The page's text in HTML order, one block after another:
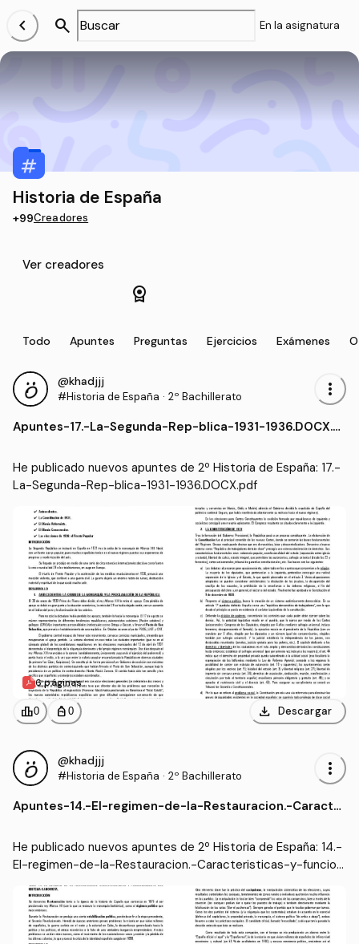
chevron_left search En la asignatura
Historia de España
+99Creadores
Ver creadores
license
Todo Apuntes Preguntas Ejercicios Exámenes
@khadjjj
#Historia de España · 2º Bachillerato more_vert
Apuntes-17.-La-Segunda-Rep-blica-1931-1936.DOCX.p
He publicado nuevos apuntes de 2º Historia de España: 17.-
La-Segunda-Rep-blica-1931-1936.DOCX.pdf
6 páginas
leaderboard0 personal_bag 0 download Descargar
@khadjjj
#Historia de España · 2º Bachillerato more_vert
Apuntes-14.-El-regimen-de-la-Restauracion.-Caracter
He publicado nuevos apuntes de 2º Historia de España: 14.-
El-regimen-de-la-Restauracion.-Caracteristicas-y-funcion
amiento-del-sistema-canovista.DOCX.pdf